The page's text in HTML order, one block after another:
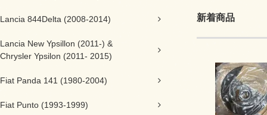
Lancia 844Delta (2008-2014)
Lancia New Ypsillon (2011-) &
Chrysler Ypsilon (2011- 2015)
Fiat Panda 141 (1980-2004)
Fiat Punto (1993-1999)
新着商品